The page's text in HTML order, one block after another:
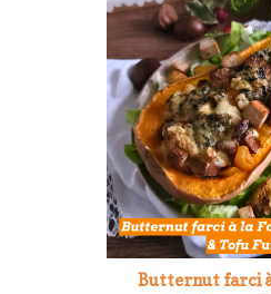
Butternut farci